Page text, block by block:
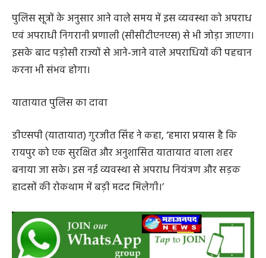
सीसीटीएनएस से भी होगा कनेक्ट
पुलिस सूत्रों के अनुसार आने वाले समय में इस व्यवस्था को अपराध
एवं अपराधी निगरानी प्रणाली (सीसीटीएनएस) से भी जोड़ा जाएगा।
इसके बाद पड़ोसी राज्यों से आने-जाने वाले अपराधियों की पहचान
करना भी संभव होगा।
यातायात पुलिस का दावा
डीएसपी (यातायात) गुरजीत सिंह ने कहा, ‘हमारा प्रयास है कि
रायपुर को एक सुरक्षित और अनुशासित यातायात वाला शहर
बनाया जा सके। इस नई व्यवस्था से अपराध नियंत्रण और सड़क
हादसों की रोकथाम में बड़ी मदद मिलेगी।’